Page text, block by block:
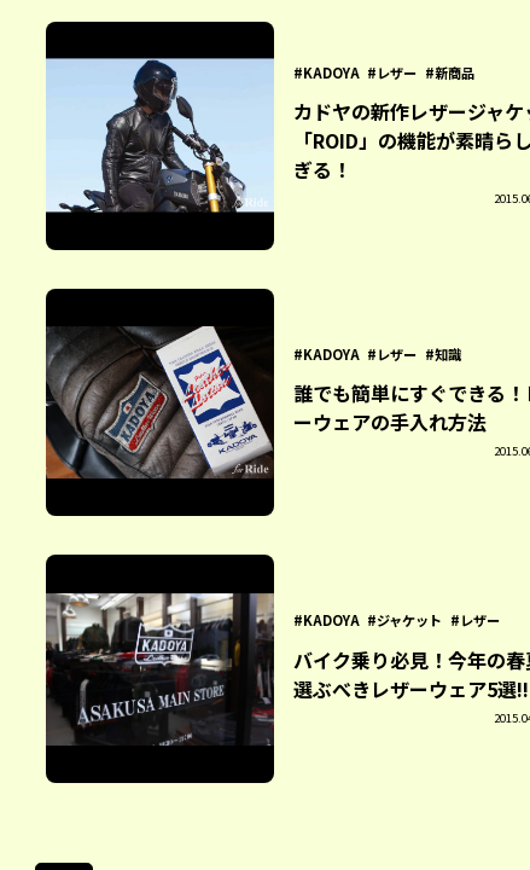
KADOYA レザー 新商品
カドヤの新作レザージャケ
「ROID」の機能が素晴ら
ぎる！
KADOYA レザー 知識
誰でも簡単にすぐできる
ーウェアの手入れ方法
KADOYA ジャケット レザー
バイク乗り必見！今年の
選ぶべきレザーウェア5選!!